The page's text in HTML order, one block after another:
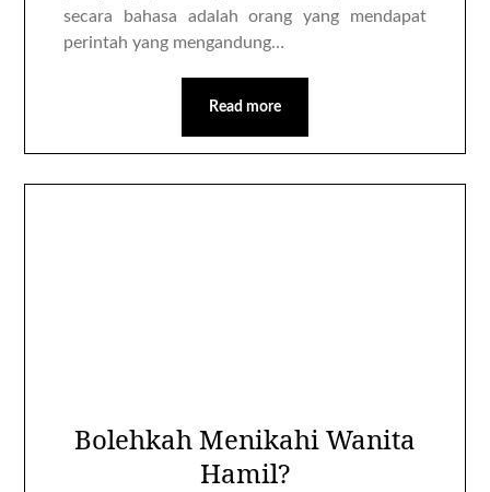
secara bahasa adalah orang yang mendapat
perintah yang mengandung…
Read more
Bolehkah Menikahi Wanita
Hamil?